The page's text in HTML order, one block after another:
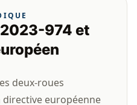
974 et
deux-roues
européenne